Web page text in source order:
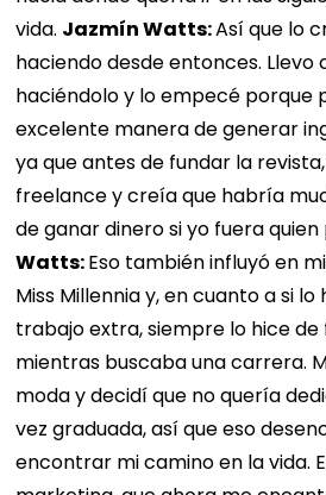
vida. Jazmín Watts:Así que lo
haciendo desde entonces. Llevo
haciéndolo y lo empecé porque
excelente manera de generar
ya que antes de fundar la
freelance y creía que habría
de ganar dinero si yo fuera
Watts:Eso también influyó en
Miss Millennia y, en cuanto a si
trabajo extra, siempre lo hice
mientras buscaba una carrera.
moda y decidí que no quería
vez graduada, así que eso
encontrar mi camino en la vida.